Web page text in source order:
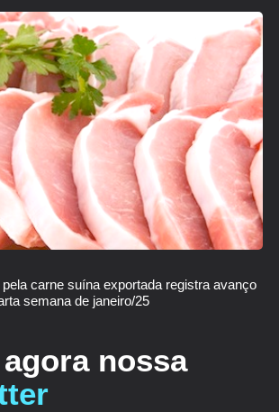
carne suína exportada registra avanço
semana de janeiro/25
nossa